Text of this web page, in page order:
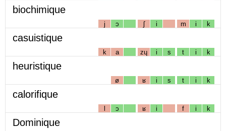
biochimique
j ɔ ʃ i m i k
casuistique
k a zɥ i s t i k
heuristique
ø ʁ i s t i k
calorifique
l ɔ ʁ i f i k
Dominique